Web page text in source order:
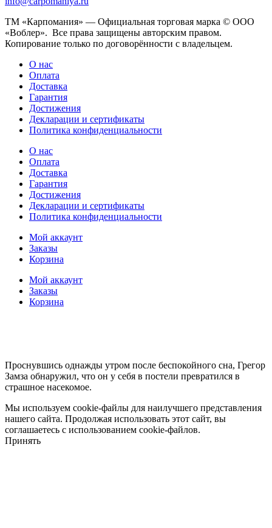
ТМ «Карпомания» — Официальная торговая марка © ООО
«Воблер». Все права защищены авторским правом.
Копирование только по договорённости с владельцем.
О нас
Оплата
Доставка
Гарантия
Достижения
Декларации и сертификаты
Политика конфиденциальности
О нас
Оплата
Доставка
Гарантия
Достижения
Декларации и сертификаты
Политика конфиденциальности
Мой аккаунт
Заказы
Корзина
Мой аккаунт
Заказы
Корзина
Проснувшись однажды утром после беспокойного сна, Грегор
Замза обнаружил, что он у себя в постели превратился в
страшное насекомое.
Мы используем cookie-файлы для наилучшего представления
нашего сайта. Продолжая использовать этот сайт, вы
соглашаетесь с использованием cookie-файлов.
Принять